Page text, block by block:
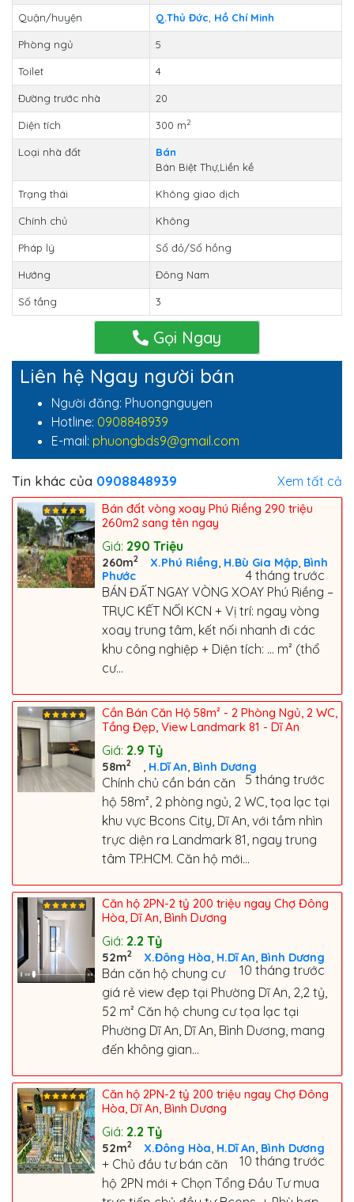
Quận/huyện Q.Thủ Đức Hồ Chí Minh
Phòng ngủ 5
Toilet 4
Đường trước nhà 20
Diện tích 300 m2
Loại nhà đất
Bán
Bán Biệt Thự,Liền kề
Trạng thái Không giao dịch
Chính chủ Không
Pháp lý Sổ đỏ/Sổ hồng
Hướng Đông Nam
Số tầng 3
Gọi Ngay
Liên hệ Ngay người bán
Người đăng: Phuongnguyen
Hotline: 0908848939
E-mail: phuongbds9@gmail.com
Tin khác của 0908848939 Xem tất cả
Bán đất vòng xoay Phú Riềng 290 triệu
260m2 sang tên ngay
Giá: 290 Triệu
260m2 X.Phú Riềng H.Bù Gia Mập Bình
Phước
4 tháng trước
BÁN ĐẤT NGAY VÒNG XOAY Phú Riềng –
TRỤC KẾT NỐI KCN + Vị trí: ngay vòng
xoay trung tâm, kết nối nhanh đi các
khu công nghiệp + Diện tích: … m² (thổ
cư...
Cần Bán Căn Hộ 58m² - 2 Phòng Ngủ, 2 WC,
Tầng Đẹp, View Landmark 81 - Dĩ An
Giá: 2.9 Tỷ
58m2 H.Dĩ An Bình Dương
5 tháng trước
Chính chủ cần bán căn
hộ 58m², 2 phòng ngủ, 2 WC, tọa lạc tại
khu vực Bcons City, Dĩ An, với tầm nhìn
trực diện ra Landmark 81, ngay trung
tâm TP.HCM. Căn hộ mới...
Căn hộ 2PN-2 tỷ 200 triệu ngay Chợ Đông
Hòa, Dĩ An, Bình Dương
Giá: 2.2 Tỷ
52m2 X.Đông Hòa H.Dĩ An Bình Dương
10 tháng trước
Bán căn hộ chung cư
giá rẻ view đẹp tại Phường Dĩ An, 2,2 tỷ,
52 m² Căn hộ chung cư tọa lạc tại
Phường Dĩ An, Dĩ An, Bình Dương, mang
đến không gian...
Căn hộ 2PN-2 tỷ 200 triệu ngay Chợ Đông
Hòa, Dĩ An, Bình Dương
Giá: 2.2 Tỷ
52m2 X.Đông Hòa H.Dĩ An Bình Dương
10 tháng trước
+ Chủ đầu tư bán căn
hộ 2PN mới + Chọn Tổng Đầu Tư mua